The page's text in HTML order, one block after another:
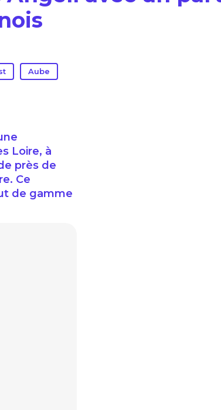
Aube
Loire, à
près de
Ce
de gamme